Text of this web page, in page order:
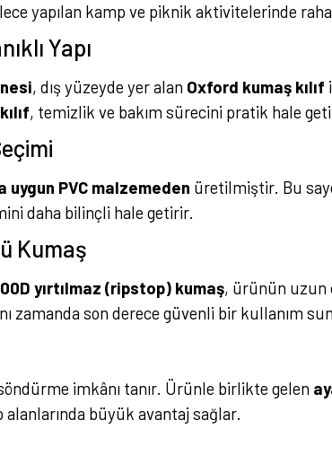
yapılan kamp ve piknik aktivitelerinde
Yapı
, dış yüzeyde yer alan Oxford kumaş kılıf
, temizlik ve bakım sürecini pratik hale
uygun PVC malzemeden üretilmiştir. Bu
daha bilinçli hale getirir.
Kumaş
yırtılmaz (ripstop) kumaş, ürünün uzun
zamanda son derece güvenli bir kullanım
imkânı tanır. Ürünle birlikte gelen
büyük avantaj sağlar.